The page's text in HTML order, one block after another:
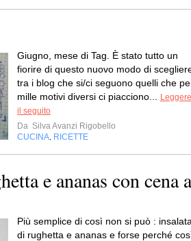
Giugno, mese di Tag. È stato tutto un
fiorire di questo nuovo modo di
tra i blog che si/ci seguono quelli che
mille motivi diversi ci piacciono...
Leggere
il seguito
Da Silva Avanzi Rigobello
CUCINA RICETTE
e ananas con cena a
Più semplice di così non si può :
di rughetta e ananas e forse perché